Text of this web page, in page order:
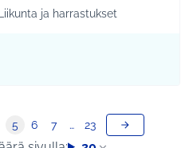
Etelä-Tuusulan kylät
tulokset teeman mukaan:
Liikunta ja harrastukset
5 6 7 … 23